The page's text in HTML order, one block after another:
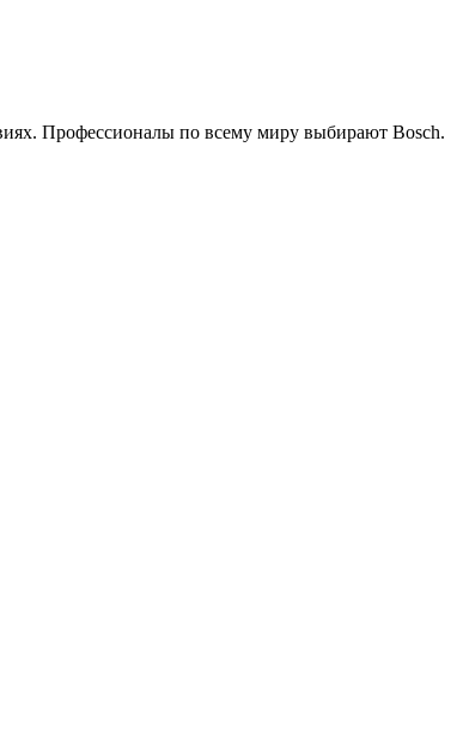
Профессионалы по всему миру выбирают Bosch.